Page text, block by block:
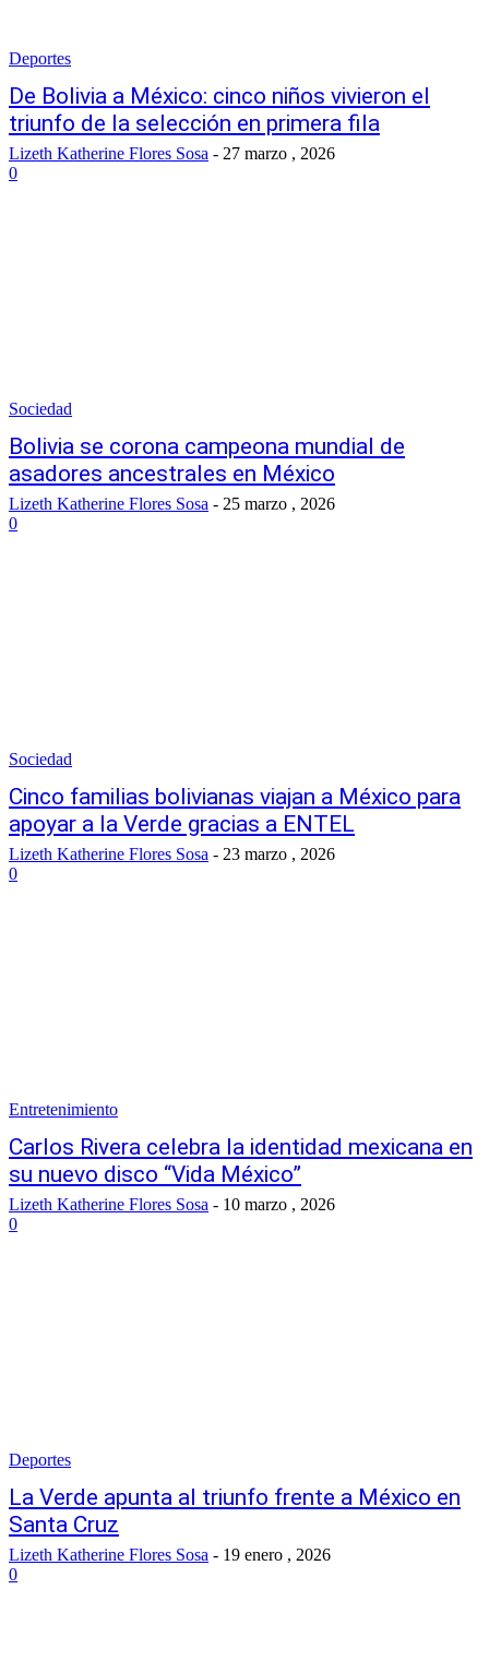
Deportes
De Bolivia a México: cinco niños vivieron el
triunfo de la selección en primera fila
Lizeth Katherine Flores Sosa - 27 marzo , 2026
0
Sociedad
Bolivia se corona campeona mundial de
asadores ancestrales en México
Lizeth Katherine Flores Sosa - 25 marzo , 2026
0
Sociedad
Cinco familias bolivianas viajan a México para
apoyar a la Verde gracias a ENTEL
Lizeth Katherine Flores Sosa - 23 marzo , 2026
0
Entretenimiento
Carlos Rivera celebra la identidad mexicana en
su nuevo disco “Vida México”
Lizeth Katherine Flores Sosa - 10 marzo , 2026
0
Deportes
La Verde apunta al triunfo frente a México en
Santa Cruz
Lizeth Katherine Flores Sosa - 19 enero , 2026
0